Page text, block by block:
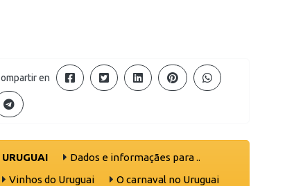
en
URUGUAI
Dados e informaçães para ..
Vinhos do Uruguai
O carnaval no Uruguai